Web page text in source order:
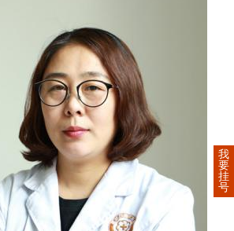
我
要
挂
号